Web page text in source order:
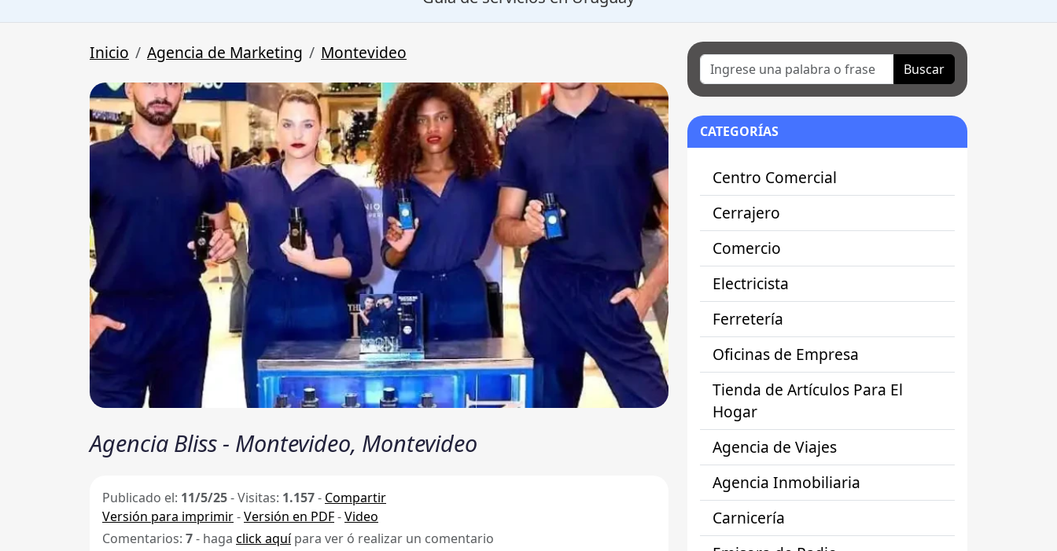
Inicio Agencia de Marketing Montevideo
Agencia Bliss - Montevideo, Montevideo
Publicado el: 11/5/25-Visitas: 1.157- Compartir
Versión para imprimir-Versión en PDF-Video
Comentarios: 7- haga click aquípara ver ó realizar un comentario
Buscar
CATEGORÍAS
Centro Comercial
Cerrajero
Comercio
Electricista
Ferretería
Oficinas de Empresa
Tienda de Artículos Para El
Hogar
Agencia de Viajes
Agencia Inmobiliaria
Carnicería